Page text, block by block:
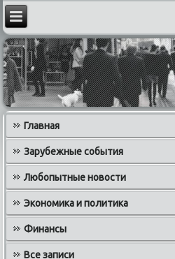
Главная
Зарубежные события
Любопытные новости
Экономика и политика
Финансы
Все записи